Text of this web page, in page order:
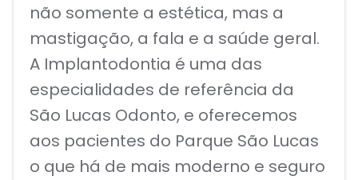
não somente a estética, mas a
mastigação, a fala e a saúde geral.
A Implantodontia é uma das
especialidades de referência da
São Lucas Odonto, e oferecemos
aos pacientes do Parque São Lucas
o que há de mais moderno e seguro